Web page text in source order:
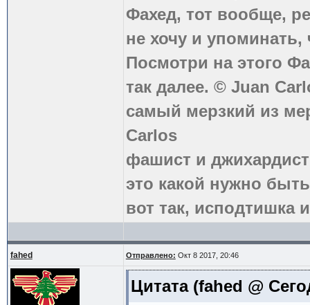
Фахед, тот вообще,
не хочу и
Посмотри на этого
так далее. © Juan
самый мерзкий из
Carlos
фашист и
это какой нужно
вот так, исподтишка
fahed Отправлено: Окт 8 2017, 20:46
Цитата(fahed @